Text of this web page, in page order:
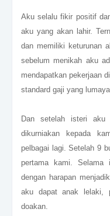
Aku selalu fikir positif
aku yang akan lahir.
dan memiliki keturunan
sebelum menikah aku
mendapatkan pekerjaan
standard gaji yang
Dan setelah isteri aku
dikurniakan kepada
pelbagai lagi. Setelah 9
pertama kami. Selama
dengan harapan
aku dapat anak lelaki,
doakan.